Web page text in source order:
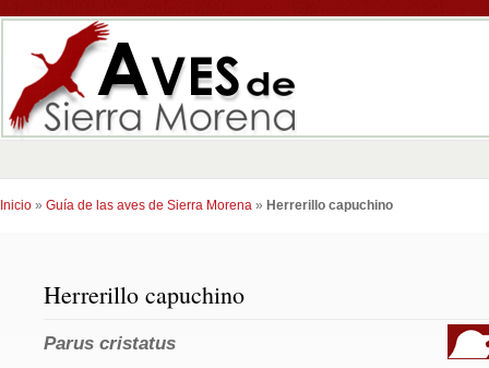
Inicio » Guía de las aves de Sierra Morena » Herrerillo capuchino
Herrerillo capuchino
Parus cristatus